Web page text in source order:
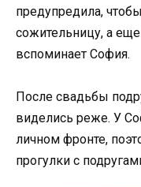
предупредила,
сожительницу, а
вспоминает София.
После свадьбы
виделись реже. У
личном фронте,
прогулки с